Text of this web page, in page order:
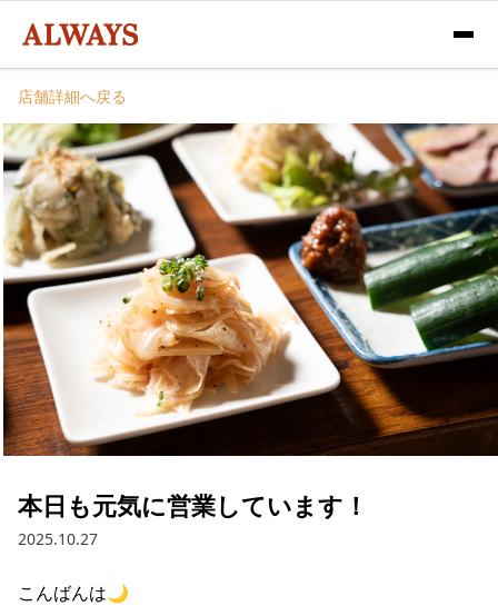
店舗詳細へ戻る
本日も元気に営業しています！
2025.10.27
こんばんは🌙